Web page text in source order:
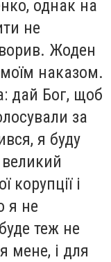
однак на
не
Жоден
наказом.
дай Бог, щоб
за
я буду
корупції і
я не
теж не
мене, і для